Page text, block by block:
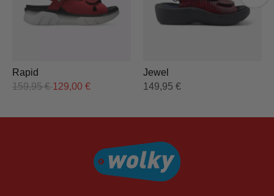
Rapid
159,95€ 129,00 €
Jewel
149,95 €